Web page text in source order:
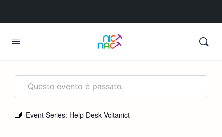
Questo evento è passato.
Event Series: Help Desk Voltanict